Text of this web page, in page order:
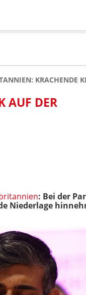
KRACHENDE
AUF DER
: Bei der
Niederlage